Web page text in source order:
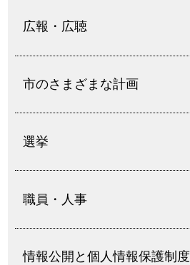
広報・広聴
市のさまざまな計画
選挙
職員・人事
情報公開と個人情報保護制度